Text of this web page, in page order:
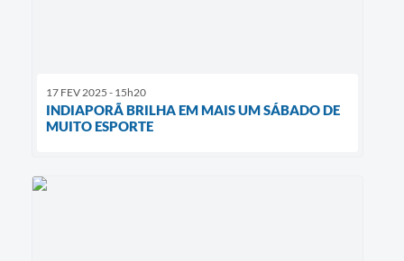
17 FEV 2025 - 15h20
INDIAPORÃ BRILHA EM MAIS UM SÁBADO DE
MUITO ESPORTE